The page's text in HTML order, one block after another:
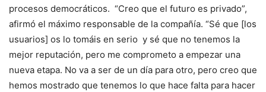
procesos democráticos. “Creo que el futuro es privado”,
afirmó el máximo responsable de la compañía. “Sé que [los
usuarios] os lo tomáis en serio y sé que no tenemos la
mejor reputación, pero me comprometo a empezar una
nueva etapa. No va a ser de un día para otro, pero creo que
hemos mostrado que tenemos lo que hace falta para hacer